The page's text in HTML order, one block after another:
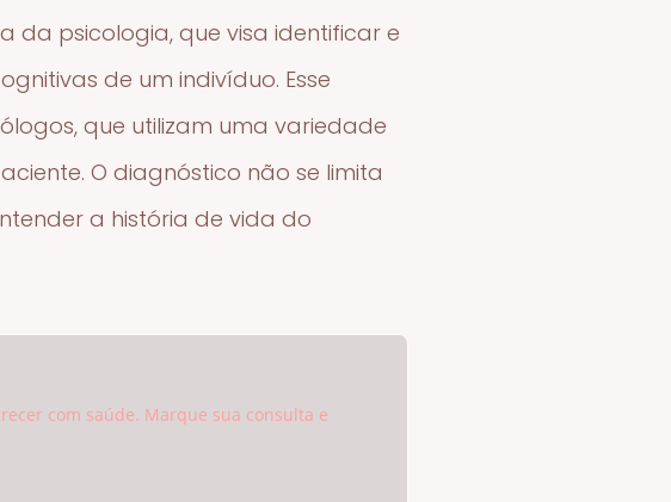
da psicologia, que visa identificar e
de um indivíduo. Esse
que utilizam uma variedade
O diagnóstico não se limita
a história de vida do
com saúde. Marque sua consulta e